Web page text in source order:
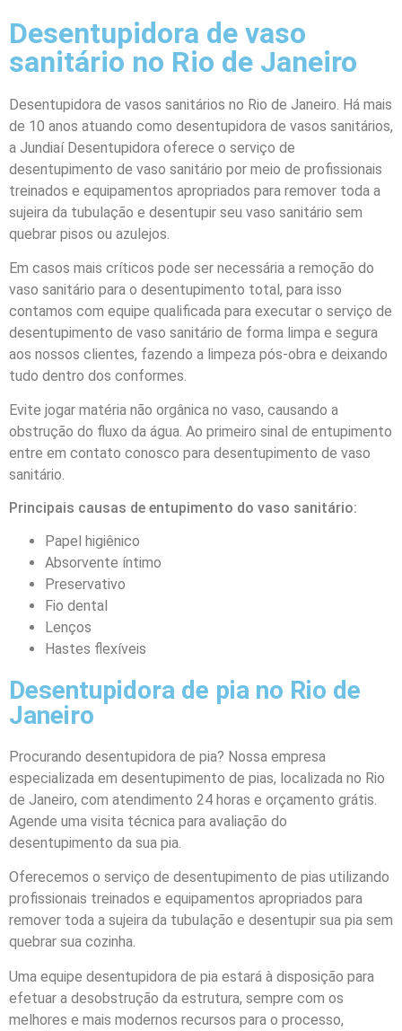
Desentupidora de vaso
sanitário no Rio de Janeiro
Desentupidora de vasos sanitários no Rio de Janeiro. Há mais
de 10 anos atuando como desentupidora de vasos sanitários,
a Jundiaí Desentupidora oferece o serviço de
desentupimento de vaso sanitário por meio de profissionais
treinados e equipamentos apropriados para remover toda a
sujeira da tubulação e desentupir seu vaso sanitário sem
quebrar pisos ou azulejos.
Em casos mais críticos pode ser necessária a remoção do
vaso sanitário para o desentupimento total, para isso
contamos com equipe qualificada para executar o serviço de
desentupimento de vaso sanitário de forma limpa e segura
aos nossos clientes, fazendo a limpeza pós-obra e deixando
tudo dentro dos conformes.
Evite jogar matéria não orgânica no vaso, causando a
obstrução do fluxo da água. Ao primeiro sinal de entupimento
entre em contato conosco para desentupimento de vaso
sanitário.
Principais causas de entupimento do vaso sanitário:
Papel higiênico
Absorvente íntimo
Preservativo
Fio dental
Lenços
Hastes flexíveis
Desentupidora de pia no Rio de
Janeiro
Procurando desentupidora de pia? Nossa empresa
especializada em desentupimento de pias, localizada no Rio
de Janeiro, com atendimento 24 horas e orçamento grátis.
Agende uma visita técnica para avaliação do
desentupimento da sua pia.
Oferecemos o serviço de desentupimento de pias utilizando
profissionais treinados e equipamentos apropriados para
remover toda a sujeira da tubulação e desentupir sua pia sem
quebrar sua cozinha.
Uma equipe desentupidora de pia estará à disposição para
efetuar a desobstrução da estrutura, sempre com os
melhores e mais modernos recursos para o processo,